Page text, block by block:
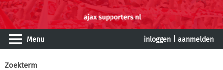
Menu inloggen aanmelden
Zoekterm